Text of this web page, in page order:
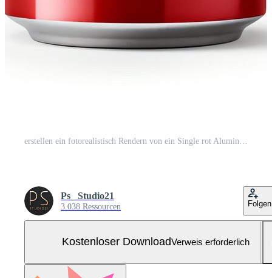
Ps_ Studio21
3.038 Ressourcen Folgen
Kostenloser DownloadVerweis erforderlich